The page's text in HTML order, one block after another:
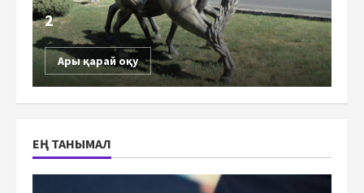
2
Ары қарай оқу
ЕҢ ТАНЫМАЛ